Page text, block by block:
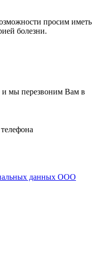
просим иметь
болезни.
и мы перезвоним Вам в
данных ООО